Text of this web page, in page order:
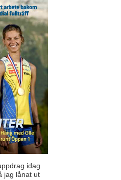
idag
jag lånat ut